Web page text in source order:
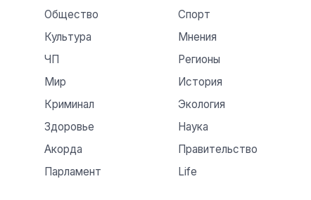
Общество
Спорт
Культура
Мнения
ЧП
Регионы
Мир
История
Криминал
Экология
Здоровье
Наука
Акорда
Правительство
Парламент
Life